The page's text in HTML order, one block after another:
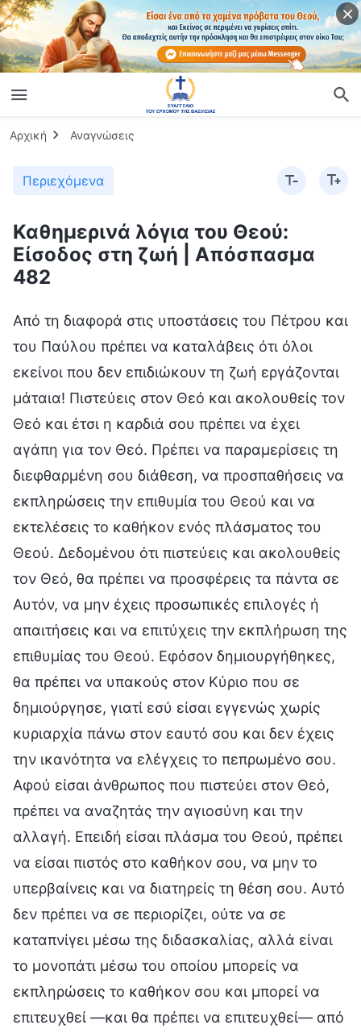
Αρχική Αναγνώσεις
Περιεχόμενα
Καθημερινά λόγια του Θεού:
Είσοδος στη ζωή | Απόσπασμα
482
Από τη διαφορά στις υποστάσεις του Πέτρου και
του Παύλου πρέπει να καταλάβεις ότι όλοι
εκείνοι που δεν επιδιώκουν τη ζωή εργάζονται
μάταια! Πιστεύεις στον Θεό και ακολουθείς τον
Θεό και έτσι η καρδιά σου πρέπει να έχει
αγάπη για τον Θεό. Πρέπει να παραμερίσεις τη
διεφθαρμένη σου διάθεση, να προσπαθήσεις να
εκπληρώσεις την επιθυμία του Θεού και να
εκτελέσεις το καθήκον ενός πλάσματος του
Θεού. Δεδομένου ότι πιστεύεις και ακολουθείς
τον Θεό, θα πρέπει να προσφέρεις τα πάντα σε
Αυτόν, να μην έχεις προσωπικές επιλογές ή
απαιτήσεις και να επιτύχεις την εκπλήρωση της
επιθυμίας του Θεού. Εφόσον δημιουργήθηκες,
θα πρέπει να υπακούς στον Κύριο που σε
δημιούργησε, γιατί εσύ είσαι εγγενώς χωρίς
κυριαρχία πάνω στον εαυτό σου και δεν έχεις
την ικανότητα να ελέγχεις το πεπρωμένο σου.
Αφού είσαι άνθρωπος που πιστεύει στον Θεό,
πρέπει να αναζητάς την αγιοσύνη και την
αλλαγή. Επειδή είσαι πλάσμα του Θεού, πρέπει
να είσαι πιστός στο καθήκον σου, να μην το
υπερβαίνεις και να διατηρείς τη θέση σου. Αυτό
δεν πρέπει να σε περιορίζει, ούτε να σε
καταπνίγει μέσω της διδασκαλίας, αλλά είναι
το μονοπάτι μέσω του οποίου μπορείς να
εκπληρώσεις το καθήκον σου και μπορεί να
επιτευχθεί —και θα πρέπει να επιτευχθεί— από